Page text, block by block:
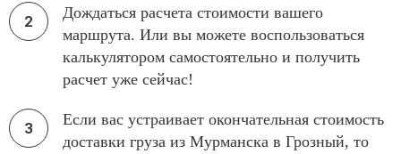
Дождаться расчета стоимости вашего
маршрута. Или вы можете воспользоваться
калькулятором самостоятельно и получить
расчет уже сейчас!
Если вас устраивает окончательная стоимость
доставки груза из Мурманска в Грозный, то